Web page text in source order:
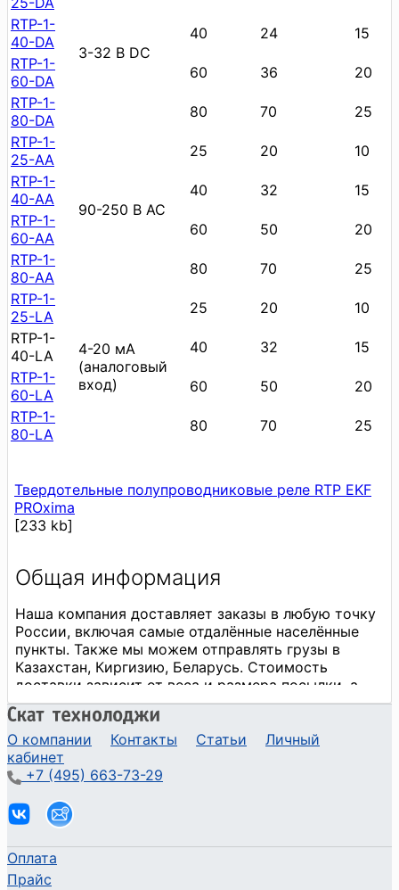
3-32 В DC
RTP-1-
40-DA
40 24
15
RTP-1-
60-DA
60 36
20
RTP-1-
80-DA
80 70
25
RTP-1-
25-AA
90-250 В AC
25 20
10
RTP-1-
40-AA
40 32
15
RTP-1-
60-AA
60 50
20
RTP-1-
80-AA
80 70
25
RTP-1-
25-LA
4-20 мА
(аналоговый
вход)
25 20
10
RTP-1-
40-LA
40 32
15
RTP-1-
60-LA
60 50
20
RTP-1-
80-LA
80 70 25
Твердотельные полупроводниковые реле RTP EKF
PROxima
[233 kb]
О компании Контакты Статьи
Личный
кабинет
+7 (495) 663-73-29
Оплата
Прайс